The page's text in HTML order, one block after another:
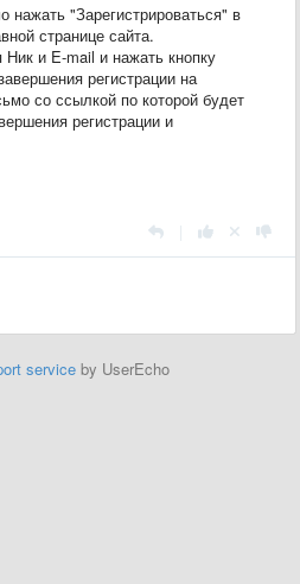
нажать "Зарегистрироваться" в
странице сайта.
Ник и E-mail и нажать кнопку
регистрации на
со ссылкой по которой будет
регистрации и
service by UserEcho